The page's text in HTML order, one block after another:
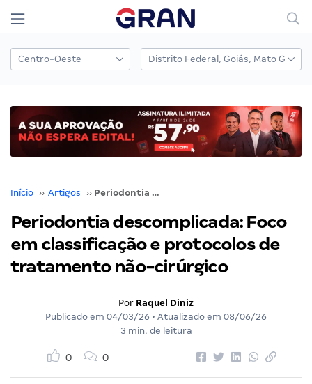
Início ›› Artigos ›› Periodontia descomplicada: Foco em classificação e protocolos de tratamento não-cirúrgico
Periodontia descomplicada: Foco
em classificação e protocolos de
tratamento não-cirúrgico
Por Raquel Diniz
Publicado em 04/03/26 • Atualizado em 08/06/26
3 min. de leitura
0 0